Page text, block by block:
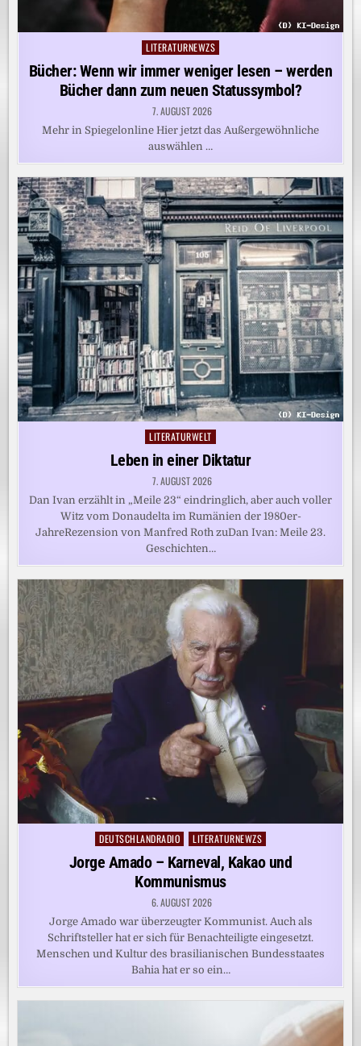
Posted
in
LITERATURNEWZS
Bücher: Wenn wir immer weniger lesen – werden
Bücher dann zum neuen Statussymbol?
7. AUGUST 2026
Mehr in Spiegelonline Hier jetzt das Außergewöhnliche
auswählen …
Posted
in
LITERATURWELT
Leben in einer Diktatur
7. AUGUST 2026
Dan Ivan erzählt in „Meile 23“ eindringlich, aber auch voller
Witz vom Donaudelta im Rumänien der 1980er-
JahreRezension von Manfred Roth zuDan Ivan: Meile 23.
Geschichten…
Posted
DEUTSCHLANDRADIO LITERATURNEWZS
Jorge Amado – Karneval, Kakao und
Kommunismus
6. AUGUST 2026
Jorge Amado war überzeugter Kommunist. Auch als
Schriftsteller hat er sich für Benachteiligte eingesetzt.
Menschen und Kultur des brasilianischen Bundesstaates
Bahia hat er so ein…